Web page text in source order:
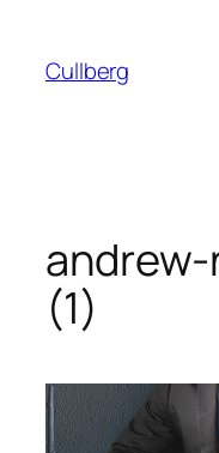
innehåll
Cullberg
andrew-
(1)